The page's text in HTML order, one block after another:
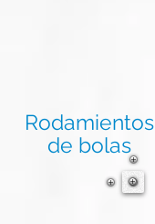
Rodamientos
de bolas